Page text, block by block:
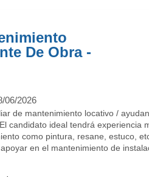
De Obra -
06/2026
de mantenimiento locativo /
candidato ideal tendrá experiencia
como pintura, resane, estuco,
en el mantenimiento de